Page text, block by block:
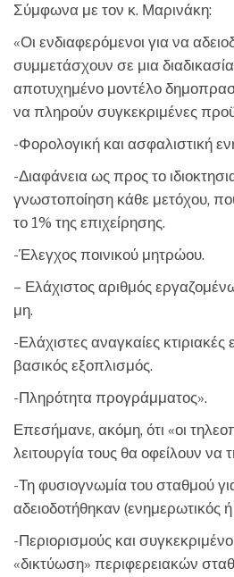
Σύμφωνα με τον κ. Μαρινάκη:
«Οι ενδιαφερόμενοι για να
συμμετάσχουν σε μια
αποτυχημένο μοντέλο
να πληρούν συγκεκριμένες
-Φορολογική και ασφαλιστική
-Διαφάνεια ως προς το
γνωστοποίηση κάθε μετόχου,
το 1% της επιχείρησης.
-Έλεγχος ποινικού μητρώου.
– Ελάχιστος αριθμός
μη.
-Ελάχιστες αναγκαίες κτιριακές
βασικός εξοπλισμός.
-Πληρότητα προγράμματος».
Επεσήμανε, ακόμη, ότι «οι
λειτουργία τους θα οφείλουν να
-Τη φυσιογνωμία του σταθμού
αδειοδοτήθηκαν (ενημερωτικός
-Περιορισμούς και
«δικτύωση» περιφερειακών